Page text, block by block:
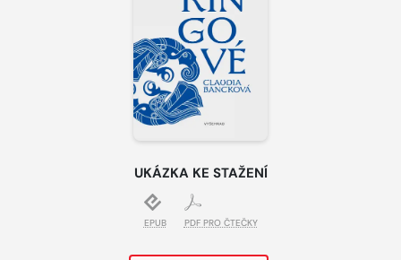
UKÁZKA KE STAŽENÍ
EPUB PDF PRO ČTEČKY